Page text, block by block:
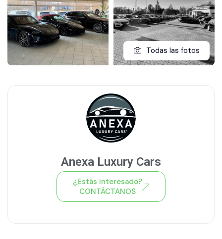
Todas las fotos
Anexa Luxury Cars
¿Estás interesado?
CONTÁCTANOS